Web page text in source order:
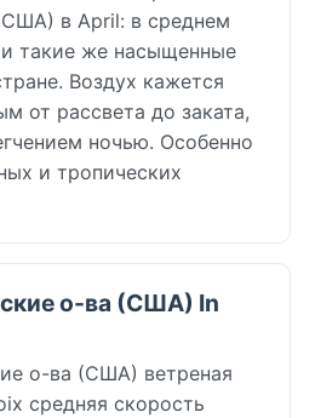
в April: в среднем
такие же насыщенные
Воздух кажется
от рассвета до заката,
ночью. Особенно
и тропических
о-ва (США) In
о-ва (США) ветреная
средняя скорость